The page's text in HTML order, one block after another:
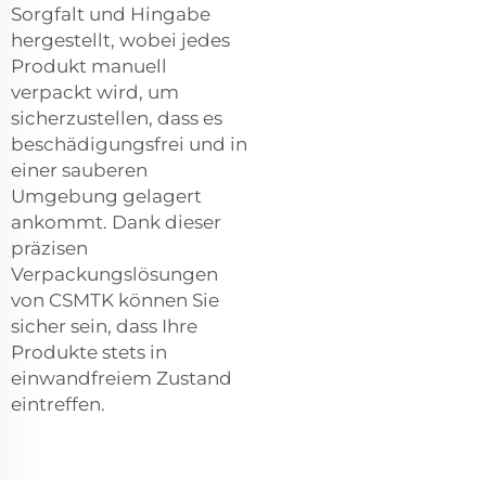
Sorgfalt und Hingabe
hergestellt, wobei jedes
Produkt manuell
verpackt wird, um
sicherzustellen, dass es
beschädigungsfrei und in
einer sauberen
Umgebung gelagert
ankommt. Dank dieser
präzisen
Verpackungslösungen
von CSMTK können Sie
sicher sein, dass Ihre
Produkte stets in
einwandfreiem Zustand
eintreffen.